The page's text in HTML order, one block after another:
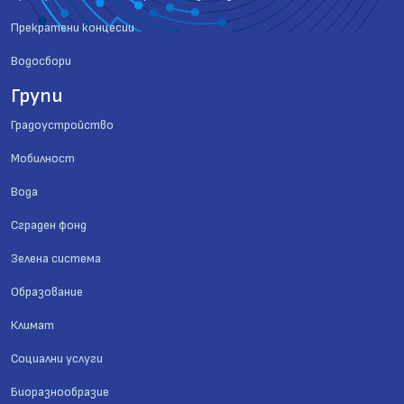
Прекратени концесии
Водосбори
Групи
Градоустройство
Мобилност
Вода
Сграден фонд
Зелена система
Образование
Климат
Социални услуги
Биоразнообразие